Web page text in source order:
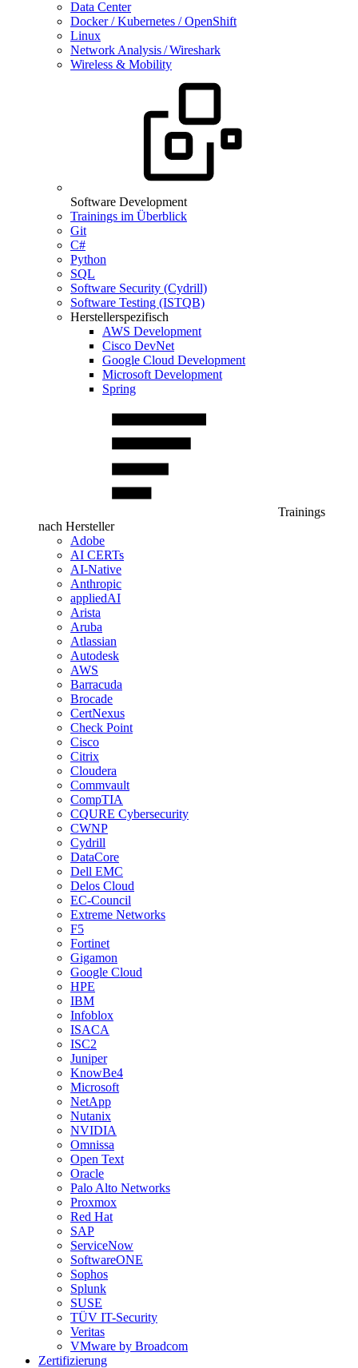
Data Center
Docker / Kubernetes / OpenShift
Linux
Network Analysis / Wireshark
Wireless & Mobility
Software Development
Trainings im Überblick
Git
C#
Python
SQL
Software Security (Cydrill)
Software Testing (ISTQB)
Herstellerspezifisch
AWS Development
Cisco DevNet
Google Cloud Development
Microsoft Development
Spring
Trainings
nach Hersteller
Adobe
AI CERTs
AI-Native
Anthropic
appliedAI
Arista
Aruba
Atlassian
Autodesk
AWS
Barracuda
Brocade
CertNexus
Check Point
Cisco
Citrix
Cloudera
Commvault
CompTIA
CQURE Cybersecurity
CWNP
Cydrill
DataCore
Dell EMC
Delos Cloud
EC-Council
Extreme Networks
F5
Fortinet
Gigamon
Google Cloud
HPE
IBM
Infoblox
ISACA
ISC2
Juniper
KnowBe4
Microsoft
NetApp
Nutanix
NVIDIA
Omnissa
Open Text
Oracle
Palo Alto Networks
Proxmox
Red Hat
SAP
ServiceNow
SoftwareONE
Sophos
Splunk
SUSE
TÜV IT-Security
Veritas
VMware by Broadcom
Zertifizierung